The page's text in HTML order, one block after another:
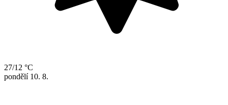
27/12 °C
pondělí 10. 8.